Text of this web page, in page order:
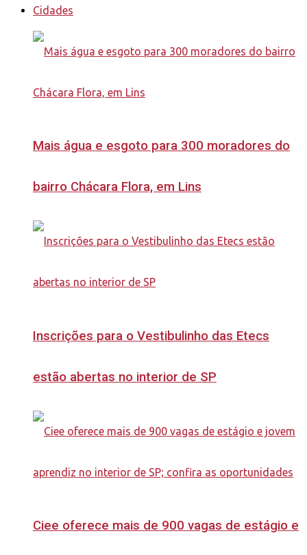
Cidades
Mais água e esgoto para 300 moradores do
bairro Chácara Flora, em Lins
Inscrições para o Vestibulinho das Etecs
estão abertas no interior de SP
Ciee oferece mais de 900 vagas de estágio e